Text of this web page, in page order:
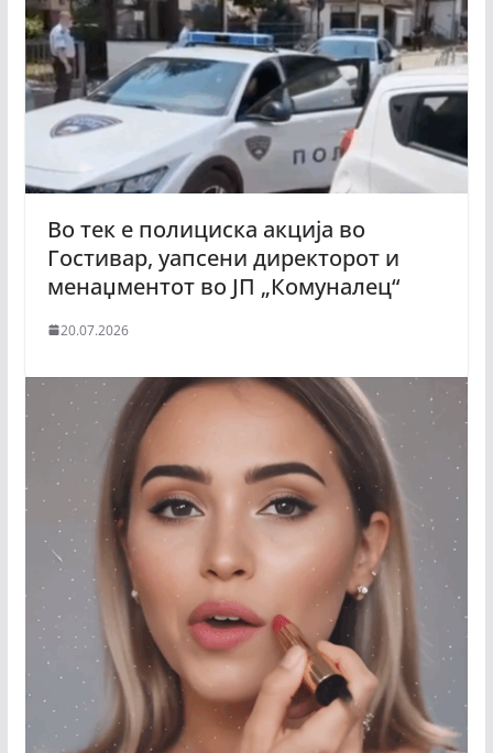
Во тек е полициска акција во
Гостивар, уапсени директорот и
менаџментот во ЈП „Комуналец“
20.07.2026